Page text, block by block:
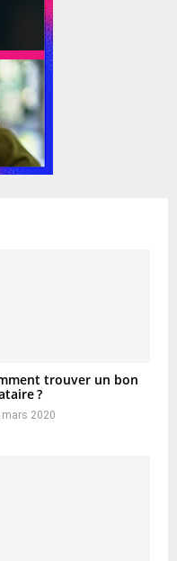
trouver un bon
?
mars 2020